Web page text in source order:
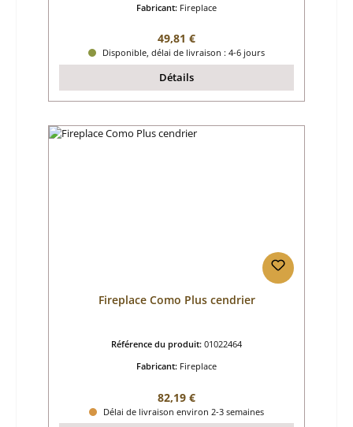
Fabricant: Fireplace
Prix régulier :
49,81 €
Disponible, délai de livraison : 4-6 jours
Détails
Fireplace Como Plus cendrier
Référence du produit: 01022464
Fabricant: Fireplace
Prix régulier :
82,19 €
Délai de livraison environ 2-3 semaines